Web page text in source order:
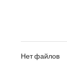
Нет файлов